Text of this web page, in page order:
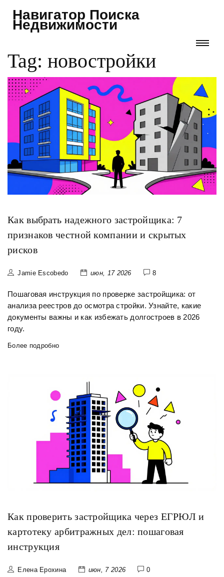
Навигатор Поиска
Недвижимости
Tag: новостройки
Как выбрать надежного застройщика: 7
признаков честной компании и скрытых
рисков
Jamie Escobedo июн, 17 2026 8
Пошаговая инструкция по проверке застройщика: от
анализа реестров до осмотра стройки. Узнайте, какие
документы важны и как избежать долгостроев в 2026
году.
Более подробно
Как проверить застройщика через ЕГРЮЛ и
картотеку арбитражных дел: пошаговая
инструкция
Елена Ерохина июн, 7 2026 0